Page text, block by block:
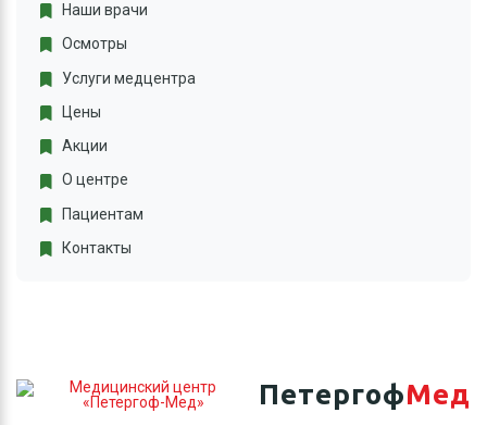
Наши врачи
Осмотры
Услуги медцентра
Цены
Акции
О центре
Пациентам
Контакты
ПетергофМед